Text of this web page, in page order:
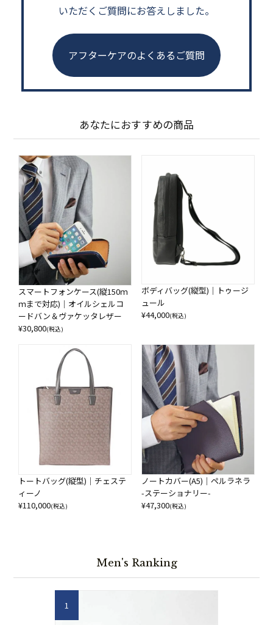
いただくご質問にお答えしました。
アフターケアのよくあるご質問
あなたにおすすめの商品
スマートフォンケース(縦150ｍ
ｍまで対応)｜オイルシェルコ
ードバン＆ヴァケッタレザー
¥30,800(税込)
ボディバッグ(縦型)｜トゥージ
ュール
¥44,000(税込)
トートバッグ(縦型)｜チェステ
ィーノ
¥110,000(税込)
ノートカバー(A5)｜ペルラネラ
-ステーショナリー-
¥47,300(税込)
Men's Ranking
1